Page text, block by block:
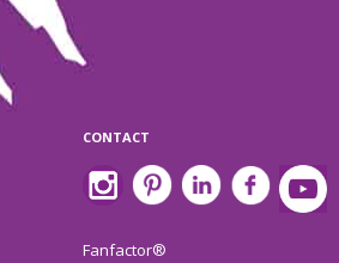
CONTACT
Fanfactor®